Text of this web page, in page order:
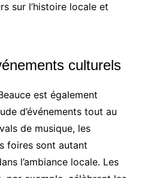
sur l’histoire locale et
culturels
est également
d’événements tout au
de musique, les
foires sont autant
l’ambiance locale. Les